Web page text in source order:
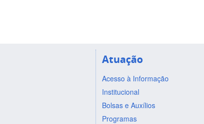
Atuação
Acesso à Informação
Institucional
Bolsas e Auxílios
Programas